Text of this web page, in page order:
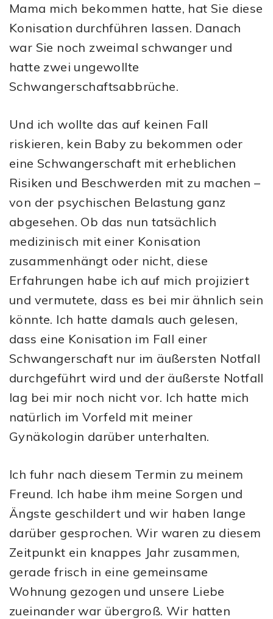
Mama mich bekommen hatte, hat Sie diese
Konisation durchführen lassen. Danach
war Sie noch zweimal schwanger und
hatte zwei ungewollte
Schwangerschaftsabbrüche.
Und ich wollte das auf keinen Fall
riskieren, kein Baby zu bekommen oder
eine Schwangerschaft mit erheblichen
Risiken und Beschwerden mit zu machen –
von der psychischen Belastung ganz
abgesehen. Ob das nun tatsächlich
medizinisch mit einer Konisation
zusammenhängt oder nicht, diese
Erfahrungen habe ich auf mich projiziert
und vermutete, dass es bei mir ähnlich sein
könnte. Ich hatte damals auch gelesen,
dass eine Konisation im Fall einer
Schwangerschaft nur im äußersten Notfall
durchgeführt wird und der äußerste Notfall
lag bei mir noch nicht vor. Ich hatte mich
natürlich im Vorfeld mit meiner
Gynäkologin darüber unterhalten.
Ich fuhr nach diesem Termin zu meinem
Freund. Ich habe ihm meine Sorgen und
Ängste geschildert und wir haben lange
darüber gesprochen. Wir waren zu diesem
Zeitpunkt ein knappes Jahr zusammen,
gerade frisch in eine gemeinsame
Wohnung gezogen und unsere Liebe
zueinander war übergroß. Wir hatten